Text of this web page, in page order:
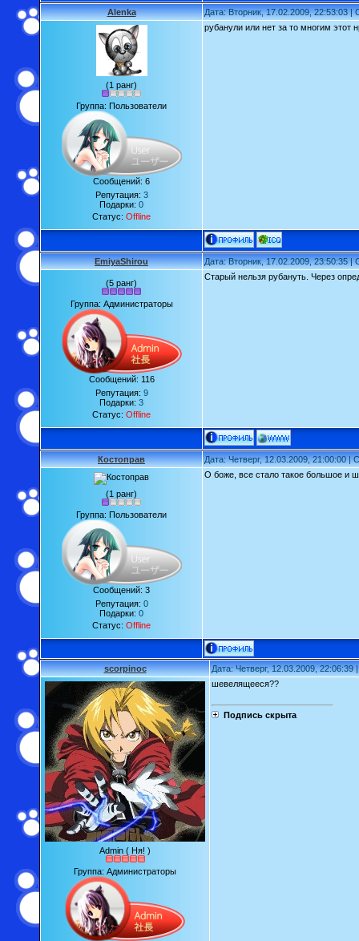
Alenka Дата: Вторник, 17.02.2009, 22:53:03
(1 ранг)
Группа: Пользователи
Сообщений: 6
Репутация: 3
Подарки: 0
Статус: Offline
рубанули или нет за то многим этот
EmiyaShirou Дата: Вторник, 17.02.2009, 23:50:35
(5 ранг)
Группа: Администраторы
Сообщений: 116
Репутация: 9
Подарки: 3
Статус: Offline
Старый нельзя рубануть. Через
Костоправ Дата: Четверг, 12.03.2009, 21:00:00 |
(1 ранг)
Группа: Пользователи
Сообщений: 3
Репутация: 0
Подарки: 0
Статус: Offline
О боже, все стало такое большое и
scorpinoc Дата: Четверг, 12.03.2009,
Admin ( Ня! )
Группа: Администраторы
шевелящееся??
Подпись скрыта